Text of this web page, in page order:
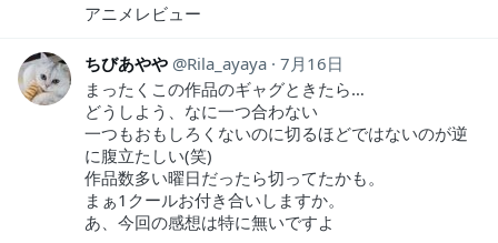
アニメレビュー
ちびあやや Rila_ayaya 7月16日
まったくこの作品のギャグときたら…
どうしよう、なに一つ合わない
一つもおもしろくないのに切るほどではないのが逆
に腹立たしい(笑)
作品数多い曜日だったら切ってたかも。
まぁ1クールお付き合いしますか。
あ、今回の感想は特に無いですよ